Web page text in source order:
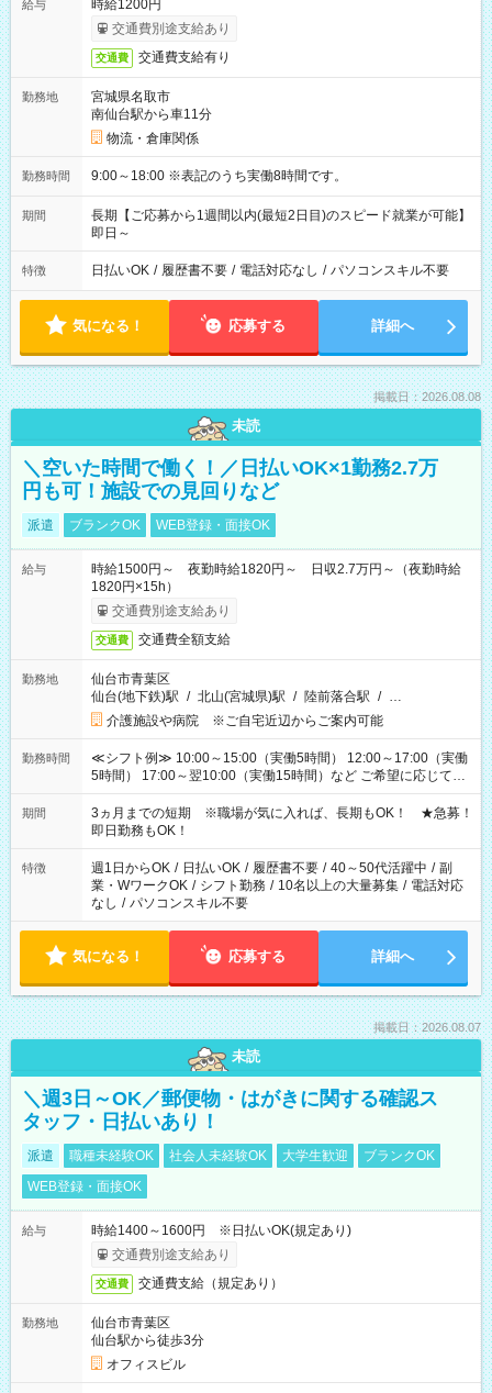
給与
時給1200円
交通費別途支給あり
交通費 交通費支給有り
勤務地
宮城県名取市
南仙台駅から車11分
物流・倉庫関係
勤務時間 9:00～18:00 ※表記のうち実働8時間です。
期間
長期【ご応募から1週間以内(最短2日目)のスピード就業が可能】
即日～
特徴 日払いOK / 履歴書不要 / 電話対応なし / パソコンスキル不要
気になる！ 応募する 詳細へ
掲載日：2026.08.08
未読
＼空いた時間で働く！／日払いOK×1勤務2.7万
円も可！施設での見回りなど
派遣 ブランクOK WEB登録・面接OK
給与
時給1500円～ 夜勤時給1820円～ 日収2.7万円～（夜勤時給
1820円×15h）
交通費別途支給あり
交通費 交通費全額支給
勤務地
仙台市青葉区
仙台(地下鉄)駅 / 北山(宮城県)駅 / 陸前落合駅 / …
介護施設や病院 ※ご自宅近辺からご案内可能
勤務時間
≪シフト例≫ 10:00～15:00（実働5時間） 12:00～17:00（実働
5時間） 17:00～翌10:00（実働15時間）など ご希望に応じて、
働く時間は調整できます！ お気軽に担当へ相談ください！
期間
3ヵ月までの短期 ※職場が気に入れば、長期もOK！ ★急募！
即日勤務もOK！
特徴 週1日からOK / 日払いOK / 履歴書不要 / 40～50代活躍中 / 副
業・WワークOK / シフト勤務 / 10名以上の大量募集 / 電話対応
なし / パソコンスキル不要
気になる！ 応募する 詳細へ
掲載日：2026.08.07
未読
＼週3日～OK／郵便物・はがきに関する確認ス
タッフ・日払いあり！
派遣 職種未経験OK 社会人未経験OK 大学生歓迎
ブランクOK
WEB登録・面接OK
給与
時給1400～1600円 ※日払いOK(規定あり)
交通費別途支給あり
交通費 交通費支給（規定あり）
勤務地
仙台市青葉区
仙台駅から徒歩3分
オフィスビル